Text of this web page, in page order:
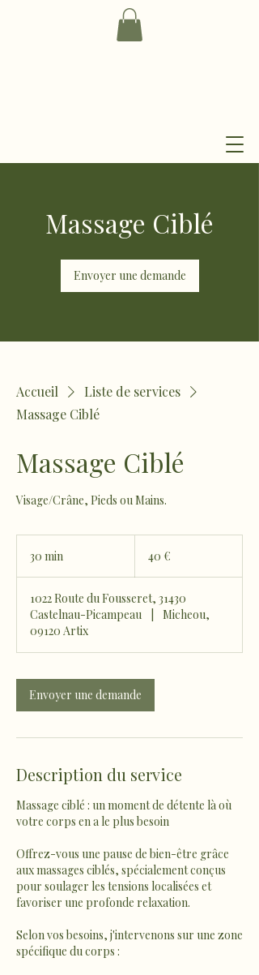
Massage Ciblé
Envoyer une demande
Accueil
Liste de services
Massage Ciblé
Massage Ciblé
Visage/Crâne, Pieds ou Mains.
30 min
i
n
40 €
1022 Route du Fousseret, 31430
Castelnau-Picampeau
Micheou,
09120 Artix
Envoyer une demande
Description du service
Massage ciblé : un moment de détente là où
votre corps en a le plus besoin
Offrez-vous une pause de bien-être grâce
aux massages ciblés, spécialement conçus
pour soulager les tensions localisées et
favoriser une profonde relaxation.
Selon vos besoins, j'intervenons sur une zone
spécifique du corps :